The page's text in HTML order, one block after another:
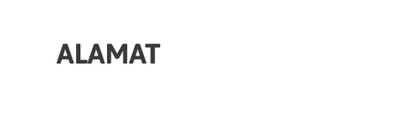
ALAMAT